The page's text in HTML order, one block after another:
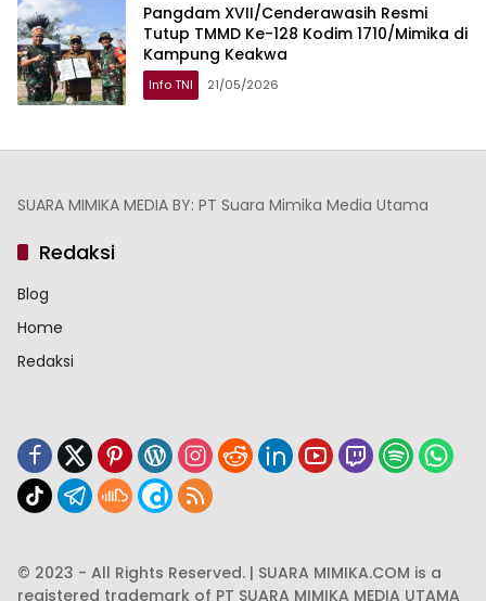
Pangdam XVII/Cenderawasih Resmi
Tutup TMMD Ke-128 Kodim 1710/Mimika di
Kampung Keakwa
Info TNI 21/05/2026
SUARA MIMIKA MEDIA BY: PT Suara Mimika Media Utama
Redaksi
Blog
Home
Redaksi
© 2023 - All Rights Reserved. | SUARA MIMIKA.COM is a
registered trademark of PT SUARA MIMIKA MEDIA UTAMA